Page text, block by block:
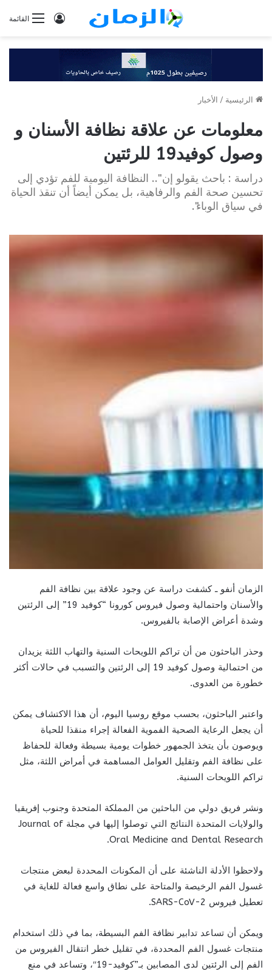
القائمةتسجيل
الرئيسية / الأخبار
معلومات عن علاقة نظافة الأسنان و
وصول كوفيد19 للرئتين
دراسة : باحث يقولو إن ".. النظافة اليومية للفم تؤدي إلى
تحسين صحة الفم والرفاهية، بل يمكن أيضاً أن تنقذ الحياة
في سياق الوباء".
الزمان أنفو ـ كشفت دراسة عن وجود علاقة بين نظافة الفم
والأسنان واحتمالية وصول فيروس كورونا “كوفيد 19” إلى الرئتين
وشدة أعراض الإصابة بالفيروس.
وحذر الباحثون من أن تراكم اللويحات السنية والتهاب اللثة يزيدان
من احتمالية وصول كوفيد 19 إلى الرئتين والتسبب في حالات أكثر
خطورة من العدوى.
واعتبر الباحثون، بحسب موقع روسيا اليوم، أن هذا الاكتشاف يمكن
أن يجعل الرعاية الصحية الفموية الفعالة إجراء منقذا للحياة
ويوصون بأن يتخذ الجمهور خطوات يومية بسيطة وفعالة للحفاظ
على نظافة الفم وتقليل العوامل المساهمة في أمراض اللثة، مثل
تراكم اللويحات السنية.
ونشر فريق دولي من الباحثين من المملكة المتحدة وجنوب إفريقيا
والولايات المتحدة النتائج التي توصلوا إليها في مجلة Journal of
Oral Medicine and Dental Research.
ولاحظوا الأدلة الناشئة على أن المكونات المحددة لبعض منتجات
غسول الفم الرخيصة والمتاحة على نطاق واسع فعالة للغاية في
تعطيل فيروس SARS-CoV-2.
ويمكن أن تساعد تدابير نظافة الفم البسيطة، بما في ذلك استخدام
منتجات غسول الفم المحددة، في تقليل خطر انتقال الفيروس من
الفم إلى الرئتين لدى المصابين بـ”كوفيد-19″، وتساعد في منع